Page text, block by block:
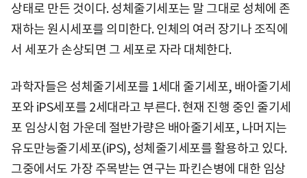
상태로 만든 것이다. 성체줄기세포는 말 그대로 성체에 존
재하는 원시세포를 의미한다. 인체의 여러 장기나 조직에
서 세포가 손상되면 그 세포로 자라 대체한다.
과학자들은 성체줄기세포를 1세대 줄기세포, 배아줄기세
포와 iPS세포를 2세대라고 부른다. 현재 진행 중인 줄기세
포 임상시험 가운데 절반가량은 배아줄기세포, 나머지는
유도만능줄기세포(iPS), 성체줄기세포를 활용하고 있다.
그중에서도 가장 주목받는 연구는 파킨슨병에 대한 임상